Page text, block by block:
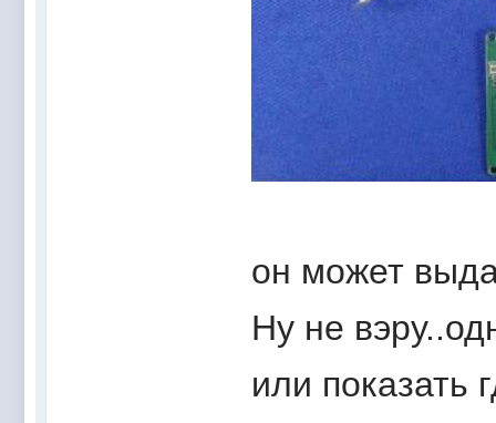
он может
Ну не
или показать